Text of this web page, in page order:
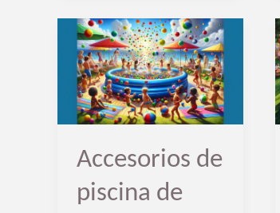
Accesorios de
piscina de
Accesorios
de
piscina
de